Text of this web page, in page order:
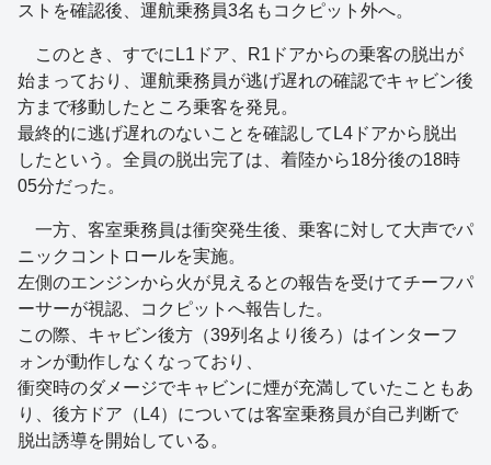
ストを確認後、運航乗務員3名もコクピット外へ。
このとき、すでにL1ドア、R1ドアからの乗客の脱出が
始まっており、運航乗務員が逃げ遅れの確認でキャビン後
方まで移動したところ乗客を発見。
最終的に逃げ遅れのないことを確認してL4ドアから脱出
したという。全員の脱出完了は、着陸から18分後の18時
05分だった。
一方、客室乗務員は衝突発生後、乗客に対して大声でパ
ニックコントロールを実施。
左側のエンジンから火が見えるとの報告を受けてチーフパ
ーサーが視認、コクピットへ報告した。
この際、キャビン後方（39列名より後ろ）はインターフ
ォンが動作しなくなっており、
衝突時のダメージでキャビンに煙が充満していたこともあ
り、後方ドア（L4）については客室乗務員が自己判断で
脱出誘導を開始している。